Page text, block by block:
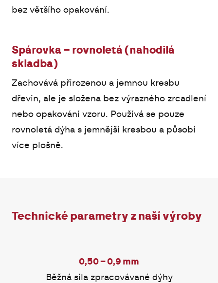
bez většího opakování.
Spárovka – rovnoletá (nahodilá
skladba)
Zachovává přirozenou a jemnou kresbu
dřevin, ale je složena bez výrazného zrcadlení
nebo opakování vzoru. Používá se pouze
rovnoletá dýha s jemnější kresbou a působí
více plošně.
Technické parametry z naší výroby
0,50 – 0,9 mm
Běžná síla zpracovávané dýhy